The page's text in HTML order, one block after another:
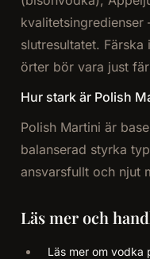
slutresultatet.
örter bör vara just
Hur stark är Polish
Polish Martini är
balanserad styrka
ansvarsfullt och njut
Läs mer och
Läs mer om vodka